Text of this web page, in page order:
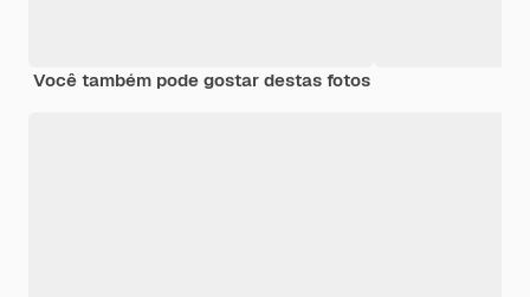
Você também pode gostar destas fotos